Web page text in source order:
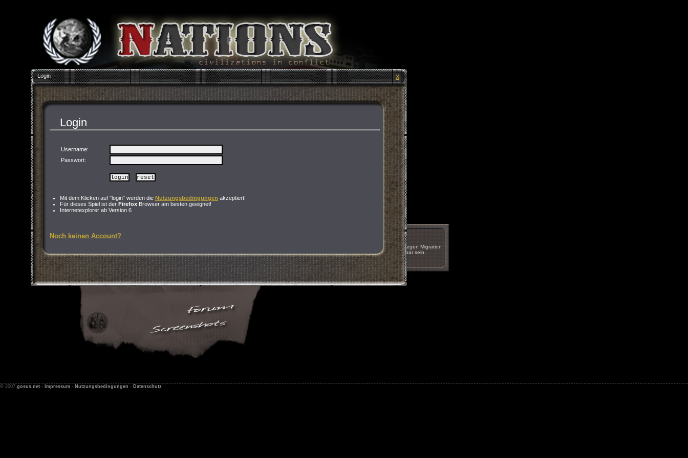
Das Spiel wird innerhalb der nächsten Wochen wegen Migration
auf einen anderen Server kurzzeitig nicht erreichbar sein.
nächste
Login X
Login
Username:
Passwort:
Mit dem Klicken auf "login" werden die Nutzungsbedingungen akzeptiert!
Für dieses Spiel ist der Firefox Browser am besten geeignet!
Internetexplorer ab Version 6
Noch keinen Account?
© 2007 gosus.net - Impressum - Nutzungsbedingungen - Datenschutz